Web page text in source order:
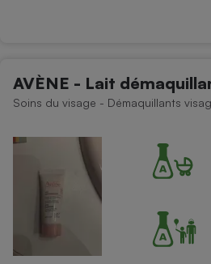
AVÈNE - Lait
Soins du visage - Démaquillants